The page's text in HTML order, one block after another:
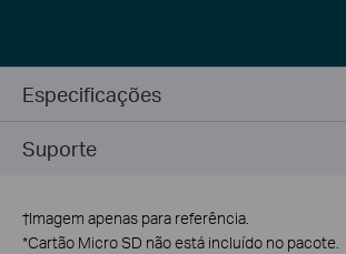
Especificações
Suporte
†Imagem apenas para referência.
*Cartão Micro SD não está incluído no pacote.